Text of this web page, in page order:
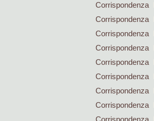
Corrispondenza
Corrispondenza
Corrispondenza
Corrispondenza
Corrispondenza
Corrispondenza
Corrispondenza
Corrispondenza
Corrispondenza